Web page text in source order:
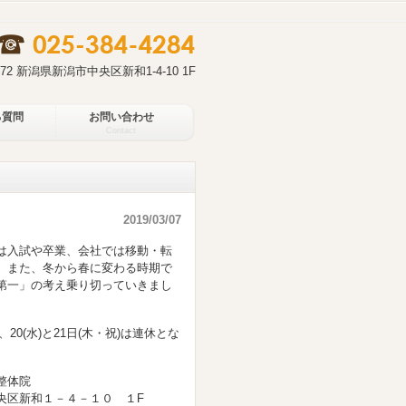
新潟県新潟市中央区新和1-4-10 1F
問 お問い合わせ
2019/03/07
入試や卒業、会社では移動・転
また、冬から春に変わる時期で
一」の考え乗り切っていきまし
20(水)と21日(木・祝)は連休とな
１０ １F